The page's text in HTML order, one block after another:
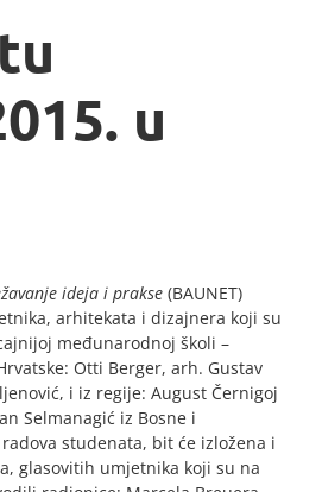
u
ideja i prakse (BAUNET)
arhitekata i dizajnera koji su
međunarodnoj školi –
Otti Berger, arh. Gustav
i iz regije: August Černigoj
Selmanagić iz Bosne i
studenata, bit će izložena i
glasovitih umjetnika koji su na